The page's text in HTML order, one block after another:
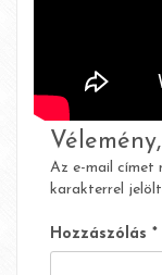
Az e-mail címet
karakterrel
Hozzászólás *